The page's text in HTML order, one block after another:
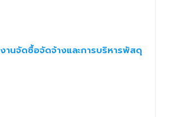
านจัดซื้อจัดจ้างและการบริหารพัสดุ